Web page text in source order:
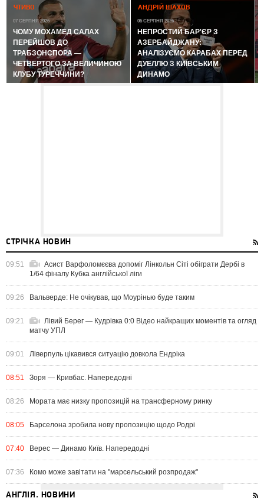
ЧТИВО
07 СЕРПНЯ 2026
ЧОМУ МОХАМЕД САЛАХ
ПЕРЕЙШОВ ДО
ТРАБЗОНСПОРА —
ЧЕТВЕРТОГО ЗА ВЕЛИЧИНОЮ
КЛУБУ ТУРЕЧЧИНИ?
АНДРІЙ ШАХОВ
05 СЕРПНЯ 2026
НЕПРОСТИЙ БАР'ЄР З
АЗЕРБАЙДЖАНУ:
АНАЛІЗУЄМО КАРАБАХ ПЕРЕД
ДУЕЛЛЮ З КИЇВСЬКИМ
ДИНАМО
СТРІЧКА НОВИН
09:51
Асист Варфоломєєва допоміг Лінкольн Сіті обіграти Дербі в
1/64 фіналу Кубка англійської ліги
09:26 Вальверде: Не очікував, що Моурінью буде таким
09:21
Лівий Берег — Кудрівка 0:0 Відео найкращих моментів та огляд
матчу УПЛ
09:01 Ліверпуль цікавився ситуацію довкола Ендріка
08:51 Зоря — Кривбас. Напередодні
08:26 Мората має низку пропозицій на трансферному ринку
08:05 Барселона зробила нову пропозицію щодо Родрі
07:40 Верес — Динамо Київ. Напередодні
07:36 Комо може завітати на "марсельський розпродаж"
АНГЛІЯ. НОВИНИ